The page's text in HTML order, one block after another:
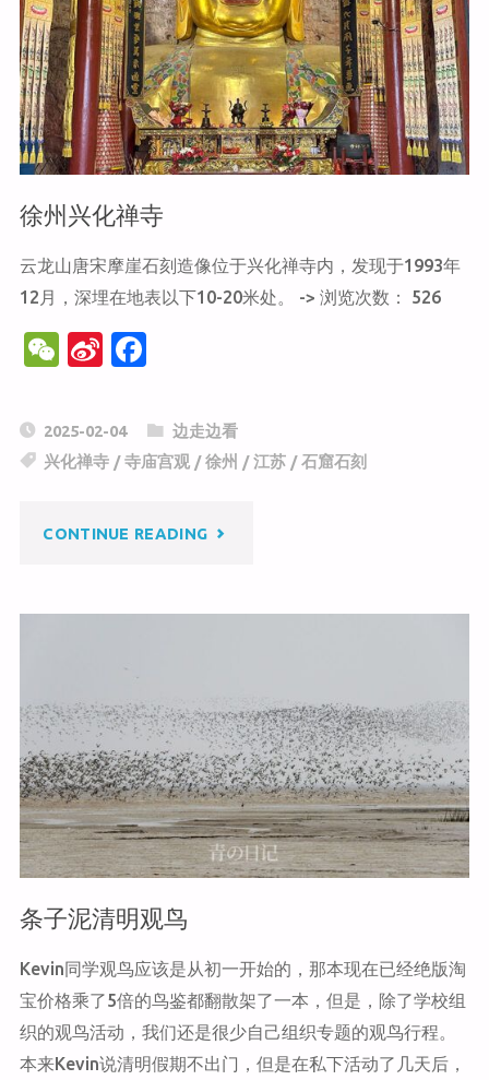
寺"
徐州兴化禅寺
云龙山唐宋摩崖石刻造像位于兴化禅寺内，发现于1993年
12月，深埋在地表以下10-20米处。 -> 浏览次数： 526
W
C
h
Si
a
W
b
F
c
e
o
2025-02-04
边走边看
兴化禅寺 /寺庙宫观 /徐州 /江苏 /石窟石刻
CONTINUE READING"徐
禅
寺"
条子泥清明观鸟
Kevin同学观鸟应该是从初一开始的，那本现在已经绝版淘
宝价格乘了5倍的鸟鉴都翻散架了一本，但是，除了学校组
织的观鸟活动，我们还是很少自己组织专题的观鸟行程。
本来Kevin说清明假期不出门，但是在私下活动了几天后，